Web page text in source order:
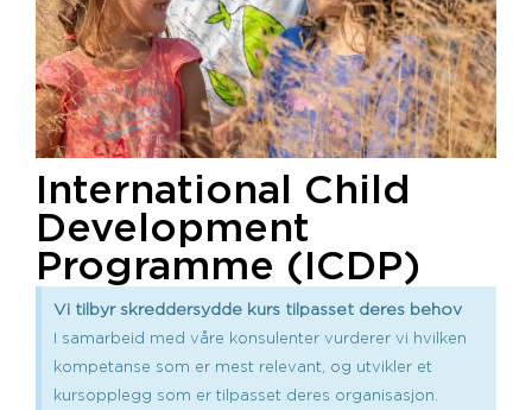
International Child
Development
Programme (ICDP)
Vi tilbyr skreddersydde kurs tilpasset deres behov
I samarbeid med våre konsulenter vurderer vi hvilken
kompetanse som er mest relevant, og utvikler et
kursopplegg som er tilpasset deres organisasjon.